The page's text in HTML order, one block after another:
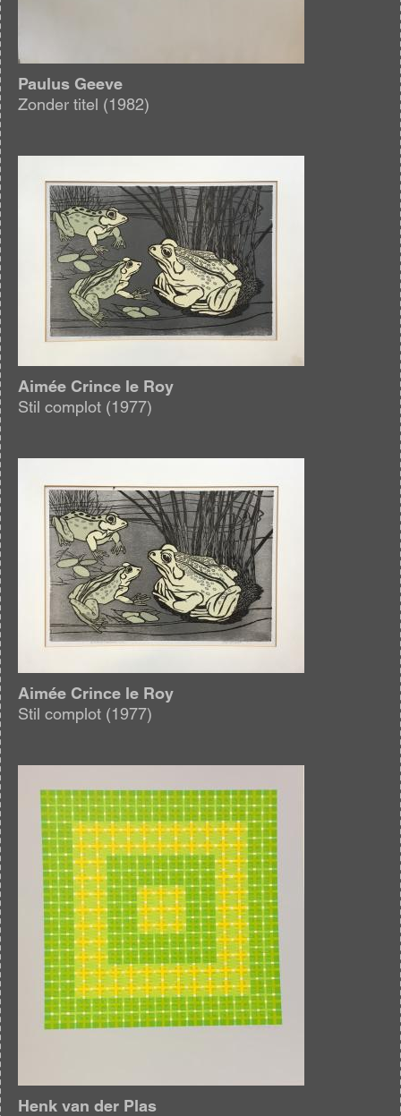
Paulus Geeve
Zonder titel (1982)
Aimée Crince le Roy
Stil complot (1977)
Aimée Crince le Roy
Stil complot (1977)
Henk van der Plas